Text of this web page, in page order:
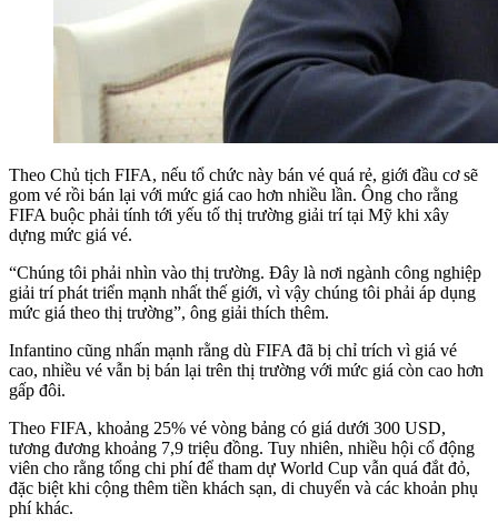
Theo Chủ tịch FIFA, nếu tổ chức này bán vé quá rẻ, giới đầu cơ sẽ
gom vé rồi bán lại với mức giá cao hơn nhiều lần. Ông cho rằng
FIFA buộc phải tính tới yếu tố thị trường giải trí tại Mỹ khi xây
dựng mức giá vé.
“Chúng tôi phải nhìn vào thị trường. Đây là nơi ngành công nghiệp
giải trí phát triển mạnh nhất thế giới, vì vậy chúng tôi phải áp dụng
mức giá theo thị trường”, ông giải thích thêm.
Infantino cũng nhấn mạnh rằng dù FIFA đã bị chỉ trích vì giá vé
cao, nhiều vé vẫn bị bán lại trên thị trường với mức giá còn cao hơn
gấp đôi.
Theo FIFA, khoảng 25% vé vòng bảng có giá dưới 300 USD,
tương đương khoảng 7,9 triệu đồng. Tuy nhiên, nhiều hội cổ động
viên cho rằng tổng chi phí để tham dự World Cup vẫn quá đắt đỏ,
đặc biệt khi cộng thêm tiền khách sạn, di chuyển và các khoản phụ
phí khác.